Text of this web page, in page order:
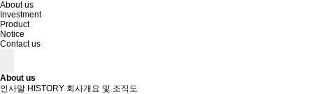
About us
Investment
Product
Notice
Contact us
About us
인사말 HISTORY 회사개요 및 조직도